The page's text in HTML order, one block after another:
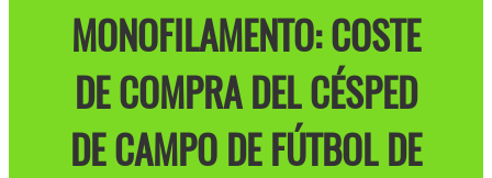
MONOFILAMENTO: COSTE
DE COMPRA DEL CÉSPED
DE CAMPO DE FÚTBOL DE